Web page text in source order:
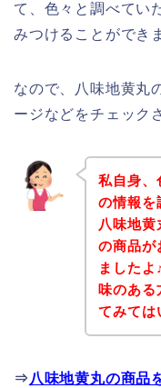
て、色々と調べてい
みつけることができ
なので、八味地黄丸
ージなどをチェック
私自身、
の情報を
八味地
の商品が
ました
味のある
てみては
⇒ 八味地黄丸の商品